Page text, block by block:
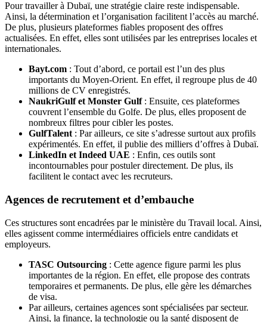
Pour travailler à Dubaï, une stratégie claire reste indispensable.
Ainsi, la détermination et l’organisation facilitent l’accès au marché.
De plus, plusieurs plateformes fiables proposent des offres
actualisées. En effet, elles sont utilisées par les entreprises locales et
internationales.
Bayt.com : Tout d’abord, ce portail est l’un des plus
importants du Moyen-Orient. En effet, il regroupe plus de 40
millions de CV enregistrés.
NaukriGulf et Monster Gulf: Ensuite, ces plateformes
couvrent l’ensemble du Golfe. De plus, elles proposent de
nombreux filtres pour cibler les postes.
GulfTalent: Par ailleurs, ce site s’adresse surtout aux profils
expérimentés. En effet, il publie des milliers d’offres à Dubaï.
LinkedIn et Indeed UAE : Enfin, ces outils sont
incontournables pour postuler directement. De plus, ils
facilitent le contact avec les recruteurs.
Agences de recrutement et d’embauche
Ces structures sont encadrées par le ministère du Travail local. Ainsi,
elles agissent comme intermédiaires officiels entre candidats et
employeurs.
TASC Outsourcing : Cette agence figure parmi les plus
importantes de la région. En effet, elle propose des contrats
temporaires et permanents. De plus, elle gère les démarches
de visa.
Par ailleurs, certaines agences sont spécialisées par secteur.
Ainsi, la finance, la technologie ou la santé disposent de